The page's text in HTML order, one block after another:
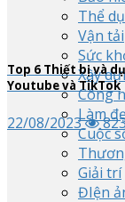
Thể
Vận tải
Sức
Xây
Công
Làm
Cuộc
Giải trí
ĐIện
Top 6 Thiết bị và
Youtube và TikTok
22/08/2023